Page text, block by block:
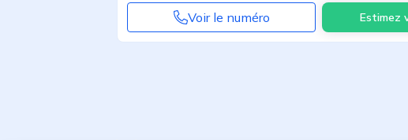
Voir le numéro Estimez